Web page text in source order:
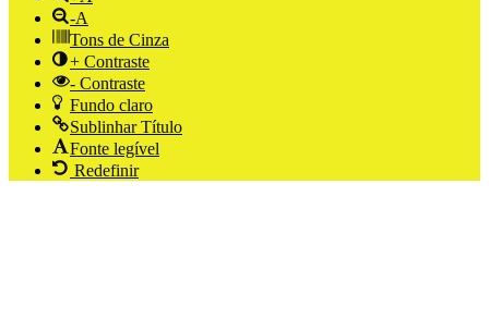
-A
Tons de Cinza
+ Contraste
- Contraste
Fundo claro
Sublinhar Título
Fonte legível
Redefinir